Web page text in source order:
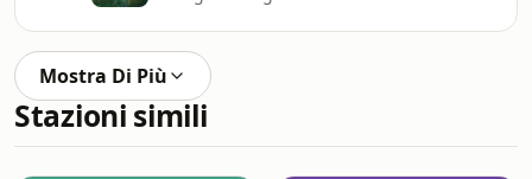
Mostra Di Più
Stazioni simili